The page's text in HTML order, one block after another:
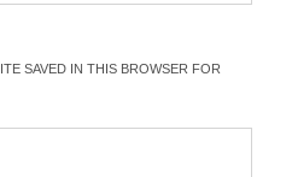
SAVED IN THIS BROWSER FOR